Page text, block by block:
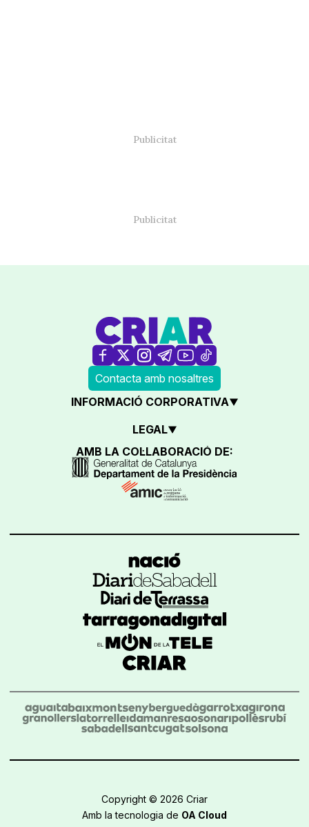
Contacta amb nosaltres
INFORMACIÓ CORPORATIVA
LEGAL
AMB LA COL·LABORACIÓ DE:
Copyright © 2026 Criar
Amb la tecnologia de OA Cloud